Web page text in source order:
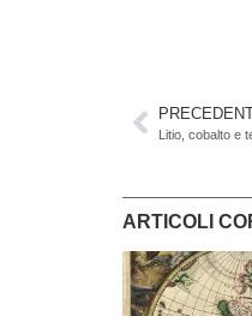
Litio, cobalto e
ARTICOLI